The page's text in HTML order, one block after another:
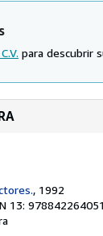
para descubrir
, 1992
13: